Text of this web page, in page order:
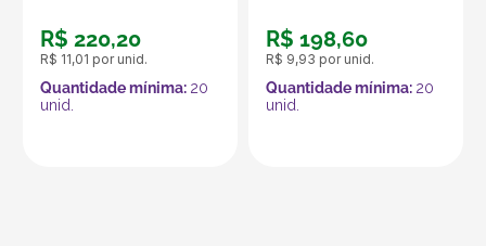
R$ 220,20
R$ 11,01 por unid.
Quantidade mínima: 20
unid.
R$ 198,60
R$ 9,93 por unid.
Quantidade mínima: 20
unid.